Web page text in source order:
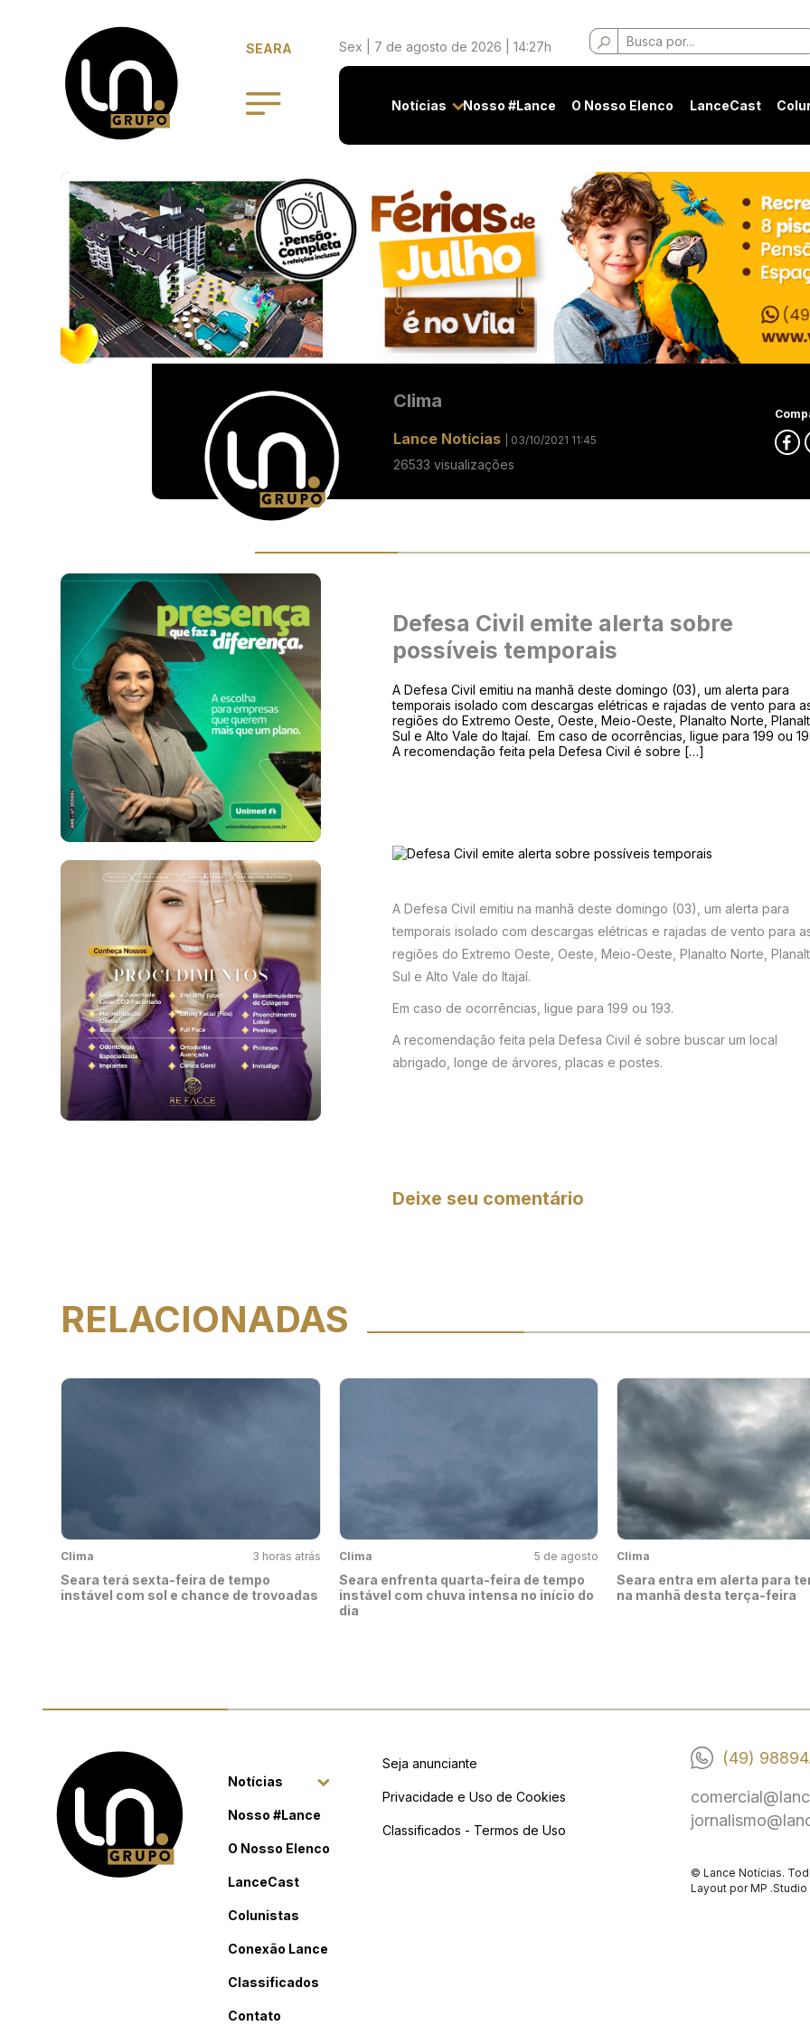
SEARA Sex | 7 de agosto de 2026 | 14:27h
Buscar
por:
Notícias Nosso #Lance O Nosso Elenco LanceCast
Clima
Lance Notícias | 03/10/2021 11:45
26533 visualizações
Defesa Civil emite alerta sobre
possíveis temporais
A Defesa Civil emitiu na manhã deste domingo (03), um alerta para
temporais isolado com descargas elétricas e rajadas de vento para
regiões do Extremo Oeste, Oeste, Meio-Oeste, Planalto Norte,
Sul e Alto Vale do Itajaí. Em caso de ocorrências, ligue para 199 ou
A recomendação feita pela Defesa Civil é sobre […]
A Defesa Civil emitiu na manhã deste domingo (03), um alerta para
temporais isolado com descargas elétricas e rajadas de vento para
regiões do Extremo Oeste, Oeste, Meio-Oeste, Planalto Norte,
Sul e Alto Vale do Itajaí.
Em caso de ocorrências, ligue para 199 ou 193.
A recomendação feita pela Defesa Civil é sobre buscar um local
abrigado, longe de árvores, placas e postes.
Deixe seu comentário
RELACIONADAS
Clima 3 horas atrás
Seara terá sexta-feira de tempo
instável com sol e chance de trovoadas
Clima 5 de agosto
Seara enfrenta quarta-feira de tempo
instável com chuva intensa no início do
dia
Clima
Seara entra em alerta para
na manhã desta terça-feira
Notícias
Nosso #Lance
O Nosso Elenco
LanceCast
Colunistas
Conexão Lance
Classificados
Contato
Seja anunciante
Privacidade e Uso de Cookies
Classificados - Termos de Uso
(49)
© Lance Notícias.
Layout porMP